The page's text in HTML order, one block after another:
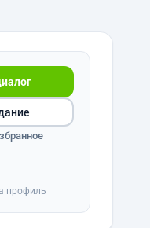
профиль